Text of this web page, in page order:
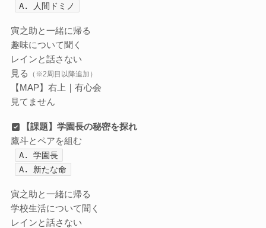
A. 人間ドミノ
寅之助と一緒に帰る
趣味について聞く
レインと話さない
見る
（※2周目以降追加）
【MAP】右上｜有心会
見てません
【課題】学園長の秘密を探れ
鷹斗とペアを組む
A. 学園長
A. 新たな命
寅之助と一緒に帰る
学校生活について聞く
レインと話さない